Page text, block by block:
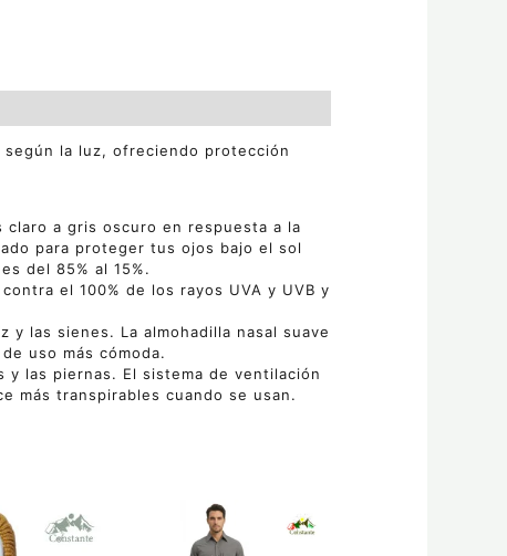
según la luz, ofreciendo protección
claro a gris oscuro en respuesta a la
para proteger tus ojos bajo el sol
del 85% al 15%.
el 100% de los rayos UVA y UVB y
las sienes. La almohadilla nasal suave
uso más cómoda.
las piernas. El sistema de ventilación
más transpirables cuando se usan.